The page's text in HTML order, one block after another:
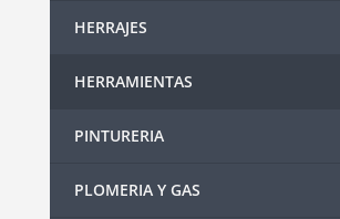
HERRAJES
HERRAMIENTAS
PINTURERIA
PLOMERIA Y GAS